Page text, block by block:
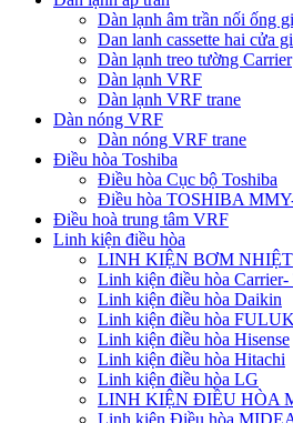
Dàn lạnh âm trần nối ống
Dan lanh cassette hai cửa
Dàn lạnh treo tường Carrier
Dàn lạnh VRF
Dàn lạnh VRF trane
Dàn nóng VRF
Dàn nóng VRF trane
Điều hòa Toshiba
Điều hòa Cục bộ Toshiba
Điều hòa TOSHIBA
Điều hoà trung tâm VRF
Linh kiện điều hòa
LINH KIỆN BƠM NHIỆT
Linh kiện điều hòa Carrier-
Linh kiện điều hòa Daikin
Linh kiện điều hòa
Linh kiện điều hòa Hisense
Linh kiện điều hòa Hitachi
Linh kiện điều hòa LG
LINH KIỆN ĐIỀU HÒA
Linh kiện Điều hòa